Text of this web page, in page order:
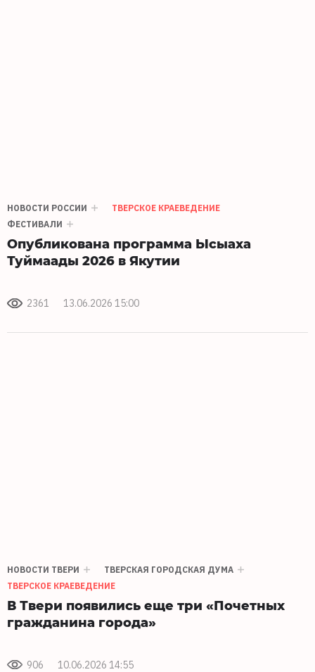
НОВОСТИ РОССИИ
ТВЕРСКОЕ КРАЕВЕДЕНИЕ
ФЕСТИВАЛИ
Опубликована программа Ысыаха
Туймаады 2026 в Якутии
2361 13.06.2026 15:00
НОВОСТИ ТВЕРИ
ТВЕРСКАЯ ГОРОДСКАЯ ДУМА
ТВЕРСКОЕ КРАЕВЕДЕНИЕ
В Твери появились еще три «Почетных
гражданина города»
906 10.06.2026 14:55